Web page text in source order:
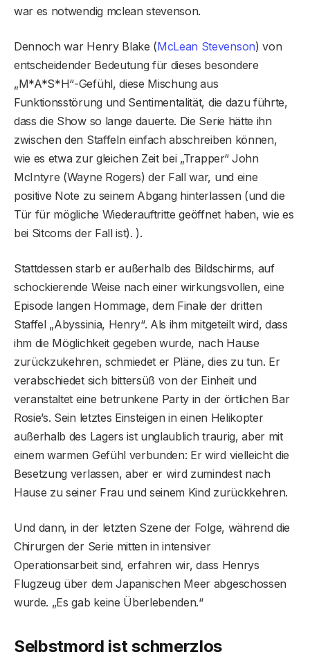
war es notwendig mclean stevenson.
Dennoch war Henry Blake (McLean Stevenson) von
entscheidender Bedeutung für dieses besondere
„M*A*S*H“-Gefühl, diese Mischung aus
Funktionsstörung und Sentimentalität, die dazu führte,
dass die Show so lange dauerte. Die Serie hätte ihn
zwischen den Staffeln einfach abschreiben können,
wie es etwa zur gleichen Zeit bei „Trapper“ John
McIntyre (Wayne Rogers) der Fall war, und eine
positive Note zu seinem Abgang hinterlassen (und die
Tür für mögliche Wiederauftritte geöffnet haben, wie es
bei Sitcoms der Fall ist). ).
Stattdessen starb er außerhalb des Bildschirms, auf
schockierende Weise nach einer wirkungsvollen, eine
Episode langen Hommage, dem Finale der dritten
Staffel „Abyssinia, Henry“. Als ihm mitgeteilt wird, dass
ihm die Möglichkeit gegeben wurde, nach Hause
zurückzukehren, schmiedet er Pläne, dies zu tun. Er
verabschiedet sich bittersüß von der Einheit und
veranstaltet eine betrunkene Party in der örtlichen Bar
Rosie’s. Sein letztes Einsteigen in einen Helikopter
außerhalb des Lagers ist unglaublich traurig, aber mit
einem warmen Gefühl verbunden: Er wird vielleicht die
Besetzung verlassen, aber er wird zumindest nach
Hause zu seiner Frau und seinem Kind zurückkehren.
Und dann, in der letzten Szene der Folge, während die
Chirurgen der Serie mitten in intensiver
Operationsarbeit sind, erfahren wir, dass Henrys
Flugzeug über dem Japanischen Meer abgeschossen
wurde. „Es gab keine Überlebenden.“
Selbstmord ist schmerzlos